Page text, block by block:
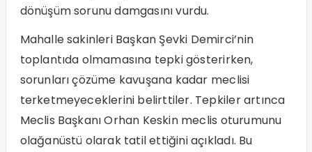
dönüşüm sorunu damgasını vurdu.
Mahalle sakinleri Başkan Şevki Demirci’nin
toplantıda olmamasına tepki gösterirken,
sorunları çözüme kavuşana kadar meclisi
terketmeyeceklerini belirttiler. Tepkiler artınca
Meclis Başkanı Orhan Keskin meclis oturumunu
olağanüstü olarak tatil ettiğini açıkladı. Bu